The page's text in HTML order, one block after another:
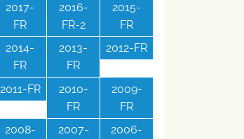
2017-
FR
2016-
FR-2
2015-
FR
2014-
FR
2013-
FR
2012-FR
2011-FR
2010-
FR
2009-
FR
2008-
2007-
2006-